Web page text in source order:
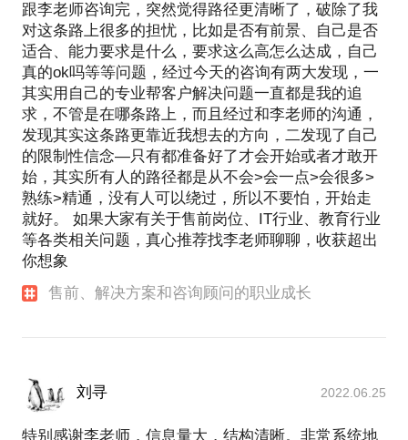
跟李老师咨询完，突然觉得路径更清晰了，破除了我
对这条路上很多的担忧，比如是否有前景、自己是否
适合、能力要求是什么，要求这么高怎么达成，自己
真的ok吗等等问题，经过今天的咨询有两大发现，一
其实用自己的专业帮客户解决问题一直都是我的追
求，不管是在哪条路上，而且经过和李老师的沟通，
发现其实这条路更靠近我想去的方向，二发现了自己
的限制性信念—只有都准备好了才会开始或者才敢开
始，其实所有人的路径都是从不会>会一点>会很多>
熟练>精通，没有人可以绕过，所以不要怕，开始走
就好。 如果大家有关于售前岗位、IT行业、教育行业
等各类相关问题，真心推荐找李老师聊聊，收获超出
你想象
售前、解决方案和咨询顾问的职业成长
刘寻 2022.06.25
特别感谢李老师，信息量大，结构清晰。非常系统地